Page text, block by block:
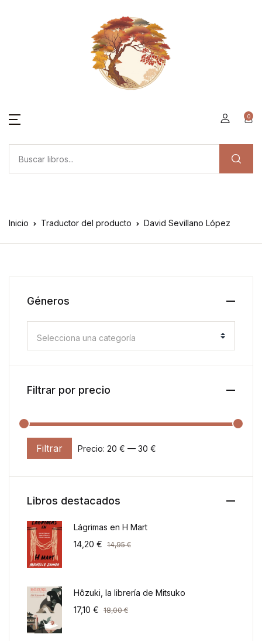
0
Inicio Traductor del producto David Sevillano López
Géneros
Selecciona una categoría
Filtrar por precio
Precio mínimo
Precio máximo
Filtrar Precio: 20 € — 30 €
Libros destacados
Lágrimas en H Mart
14,20 € 14,95€
Hôzuki, la librería de Mitsuko
17,10 € 18,00€